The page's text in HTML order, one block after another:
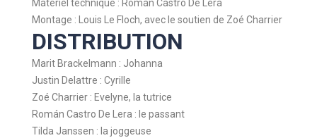
Matériel technique : Román Castro De Lera
Montage : Louis Le Floch, avec le soutien de Zoé Charrier
DISTRIBUTION
Marit Brackelmann : Johanna
Justin Delattre : Cyrille
Zoé Charrier : Evelyne, la tutrice
Román Castro De Lera : le passant
Tilda Janssen : la joggeuse